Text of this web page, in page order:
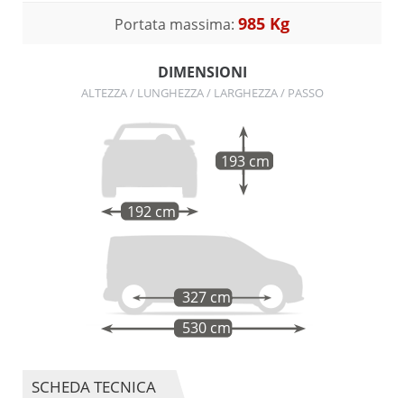
Portata massima: 985 Kg
DIMENSIONI
ALTEZZA / LUNGHEZZA / LARGHEZZA / PASSO
192 cm
193 cm
530 cm
327 cm
SCHEDA TECNICA